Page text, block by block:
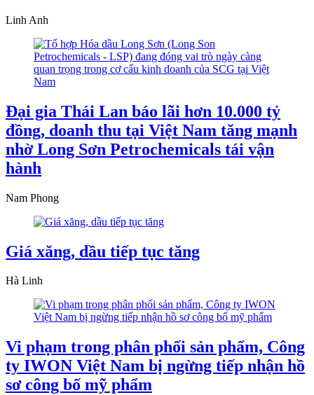
Linh Anh
Đại gia Thái Lan báo lãi hơn 10.000 tỷ
đồng, doanh thu tại Việt Nam tăng mạnh
nhờ Long Sơn Petrochemicals tái vận
hành
Nam Phong
Giá xăng, dầu tiếp tục tăng
Hà Linh
Vi phạm trong phân phối sản phẩm, Công
ty IWON Việt Nam bị ngừng tiếp nhận hồ
sơ công bố mỹ phẩm